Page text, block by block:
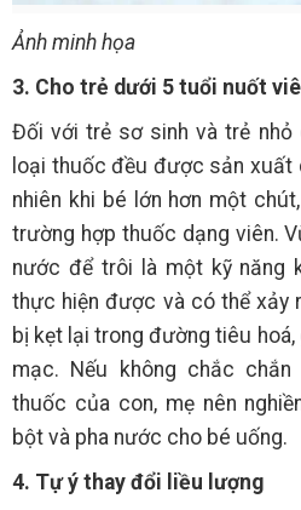
Ảnh minh họa
3. Cho trẻ dưới 5 tuổi nuốt
Đối với trẻ sơ sinh và trẻ nhỏ
loại thuốc đều được sản xuất
nhiên khi bé lớn hơn một
trường hợp thuốc dạng viên.
nước để trôi là một kỹ năng
thực hiện được và có thể xảy
bị kẹt lại trong đường tiêu
mạc. Nếu không chắc
thuốc của con, mẹ nên
bột và pha nước cho bé uống.
4. Tự ý thay đổi liều lượng